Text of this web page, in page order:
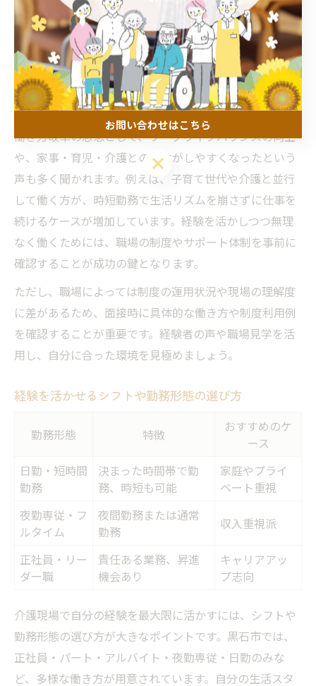
形態や柔軟なシフト制度が導入されています。青森県黒
石市でも、時短勤務やフレックスタイム、在宅対応な
ど、従業員のライフスタイルに合わせた働き方が浸透し
つつあります。これにより、介護経験者が自分らしい働
き方を選択しやすくなっています。
働き方改革の恩恵として、ワークライフバランスの向上
や、家事・育児・介護との両立がしやすくなったという
声も多く聞かれます。例えば、子育て世代や介護と並行
して働く方が、時短勤務で生活リズムを崩さずに仕事を
続けるケースが増加しています。経験を活かしつつ無理
なく働くためには、職場の制度やサポート体制を事前に
確認することが成功の鍵となります。
ただし、職場によっては制度の運用状況や現場の理解度
に差があるため、面接時に具体的な働き方や制度利用例
を確認することが重要です。経験者の声や職場見学を活
用し、自分に合った環境を見極めましょう。
経験を活かせるシフトや勤務形態の選び方
勤務形態 特徴
おすすめのケ
ース
日勤・短時間
勤務
決まった時間帯で勤
務、時短も可能
家庭やプライ
ベート重視
夜勤専従・フ
ルタイム
夜間勤務または通常
勤務
収入重視派
正社員・リー
ダー職
責任ある業務、昇進
機会あり
キャリアアッ
プ志向
介護現場で自分の経験を最大限に活かすには、シフトや
勤務形態の選び方が大きなポイントです。黒石市では、
正社員・パート・アルバイト・夜勤専従・日勤のみな
ど、多様な働き方が用意されています。自分の生活スタ
お問い合わせはこちら
お問い合わせはこちら